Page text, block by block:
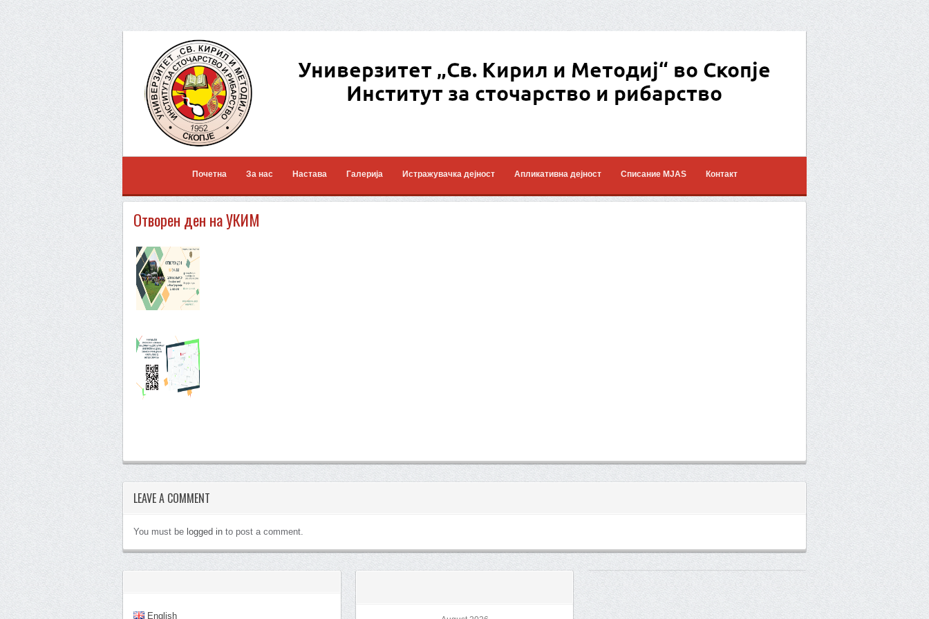
Почетна За нас Настава Галерија Истражувачка дејност Апликативна дејност Списание MJAS Контакт
Отворен ден на УКИМ
LEAVE A COMMENT
You must be logged in to post a comment.
English